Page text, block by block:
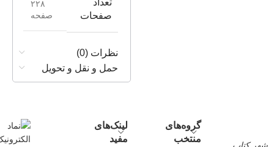
تعداد
صفحات
۲۲۸
صفحه
نظرات (0)
حمل و نقل و تحویل
گروه‌های
منتخب
لینک‌های
مفید